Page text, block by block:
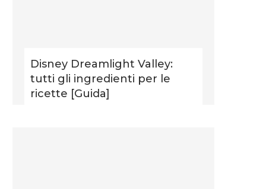
Disney Dreamlight Valley:
tutti gli ingredienti per le
ricette [Guida]